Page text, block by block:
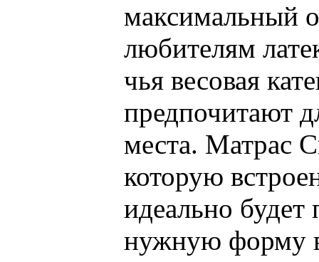
максимальный
любителям
чья весовая
предпочитают
места. Матрас
которую
идеально будет
нужную форму